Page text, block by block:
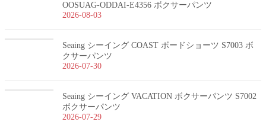
OOSUAG-ODDAI-E4356 ボクサーパンツ
2026-08-03
Seaing シーイング COAST ボードショーツ S7003 ボ
クサーパンツ
2026-07-30
Seaing シーイング VACATION ボクサーパンツ S7002
ボクサーパンツ
2026-07-29